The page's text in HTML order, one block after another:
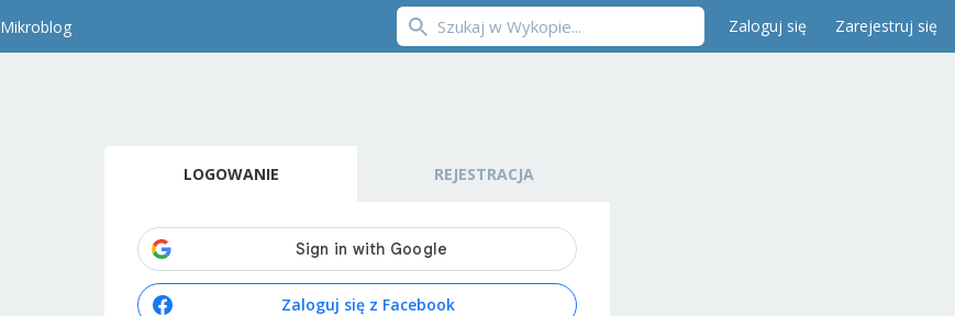
Mikroblog Zaloguj się Zarejestruj się
LOGOWANIE REJESTRACJA
Zaloguj się z Facebook